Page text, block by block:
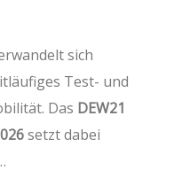
sich
Test- und
Das DEW21
setzt dabei